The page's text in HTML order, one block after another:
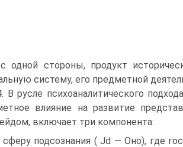
одной стороны, продукт
систему, его предметной
В русле психоаналитического
влияние на развитие
включает три компонента:
сферу подсознания ( Jd — Оно), где